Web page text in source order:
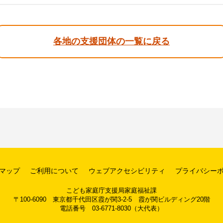
各地の支援団体の一覧に戻る
ップ ご利用について ウェブアクセシビリティ プライバシー
こども家庭庁支援局家庭福祉課
〒100-6090 東京都千代田区霞が関3-2-5 霞が関ビルディング20階
電話番号 03-6771-8030（大代表）